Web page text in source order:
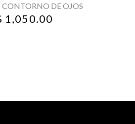
CONTORNO DE OJOS
1,050.00